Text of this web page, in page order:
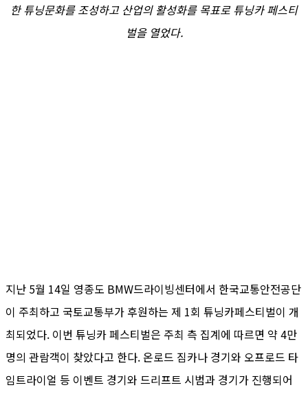
한 튜닝문화를 조성하고 산업의 활성화를 목표로 튜닝카 페스티
벌을 열었다.
지난 5월 14일 영종도 BMW드라이빙센터에서 한국교통안전공단
이 주최하고 국토교통부가 후원하는 제 1회 튜닝카페스티벌이 개
최되었다. 이번 튜닝카 페스티벌은 주최 측 집계에 따르면 약 4만
명의 관람객이 찾았다고 한다. 온로드 짐카나 경기와 오프로드 타
임트라이얼 등 이벤트 경기와 드리프트 시범과 경기가 진행되어